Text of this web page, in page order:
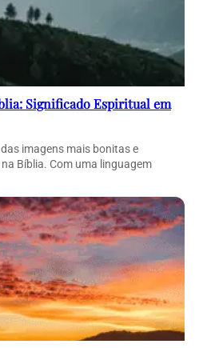
Significado Espiritual em
das imagens mais bonitas e
Bíblia. Com uma linguagem